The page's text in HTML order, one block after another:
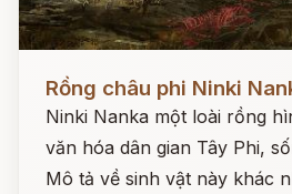
Đọc ngay
Rồng châu phi Ninki
Ninki Nanka một loài rồng
văn hóa dân gian Tây Phi,
Mô tả về sinh vật này khác